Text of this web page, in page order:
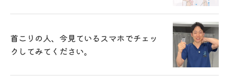
首こりの人、今見ているスマホでチェッ
クしてみてください。